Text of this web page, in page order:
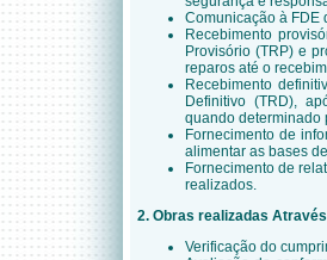
Comunicação à FDE
Recebimento
Provisório (TRP) e
reparos até o
Recebimento
Definitivo (TRD),
quando determinado
Fornecimento de
alimentar as bases
Fornecimento de
realizados.
2. Obras realizadas
Verificação do